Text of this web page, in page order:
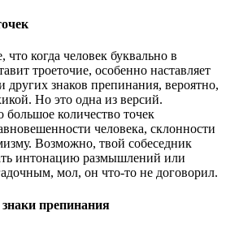
когда человек буквально в
троеточие, особенно наставляет
других знаков препинания, вероятно,
Но это одна из версий.
количество точек
человека, склонности
Возможно, твой собеседник
интонацию размышлений или
мол, он что-то не договорил.
препинания